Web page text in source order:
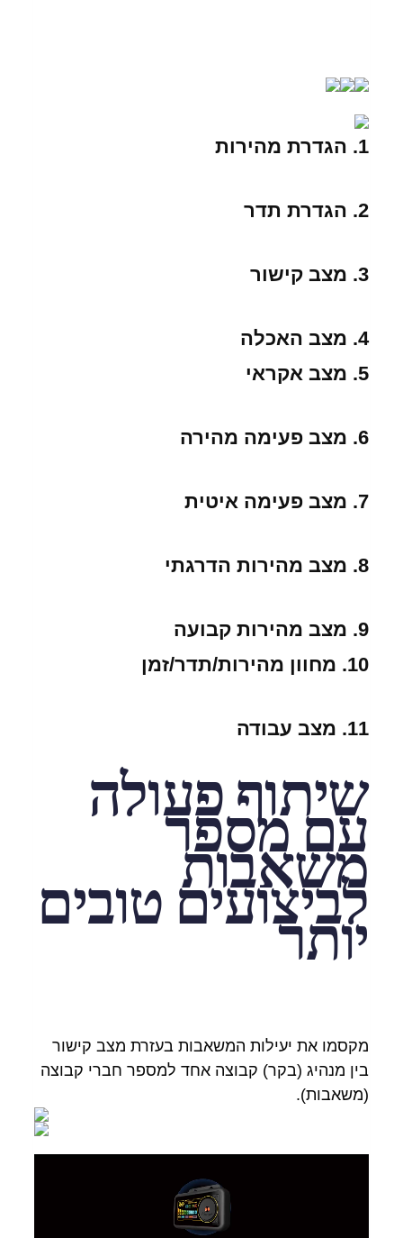
1. הגדרת מהירות
2. הגדרת תדר
3. מצב קישור
4. מצב האכלה
5. מצב אקראי
6. מצב פעימה מהירה
7. מצב פעימה איטית
8. מצב מהירות הדרגתי
9. מצב מהירות קבועה
10. מחוון מהירות/תדר/זמן
11. מצב עבודה
שיתוף פעולה
עם מספר
משאבות
לביצועים טובים
יותר
מקסמו את יעילות המשאבות בעזרת מצב קישור
בין מנהיג (בקר) קבוצה אחד למספר חברי קבוצה
(משאבות).